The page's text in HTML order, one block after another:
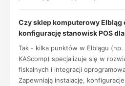
Czy sklep komputerowy Elbląg
konfigurację stanowisk POS
Tak - kilka punktów w Elblągu (np.
KAScomp) specjalizuje się w
fiskalnych i integracji
Zapewniają instalację,